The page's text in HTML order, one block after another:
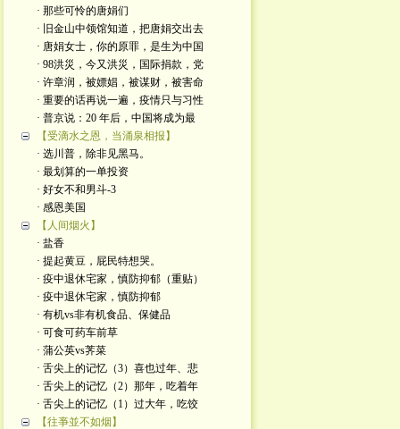
· 那些可怜的唐娟们
· 旧金山中领馆知道，把唐娟交出去
· 唐娟女士，你的原罪，是生为中国
· 98洪災，今又洪災，国际捐款，党
· 许章润，被嫖娼，被谋财，被害命
· 重要的话再说一遍，疫情只与习性
· 普京说：20 年后，中国将成为最
【受滴水之恩，当涌泉相报】
· 选川普，除非见黑马。
· 最划算的一单投资
· 好女不和男斗-3
· 感恩美国
【人间烟火】
· 盐香
· 提起黄豆，屁民特想哭。
· 疫中退休宅家，慎防抑郁（重贴）
· 疫中退休宅家，慎防抑郁
· 有机vs非有机食品、保健品
· 可食可药车前草
· 蒲公英vs荠菜
· 舌尖上的记忆（3）喜也过年、悲
· 舌尖上的记忆（2）那年，吃着年
· 舌尖上的记忆（1）过大年，吃饺
【往亊並不如烟】